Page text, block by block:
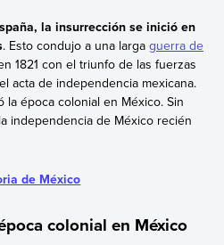
la insurrección se inició en
. Esto condujo a una larga guerra de
1821 con el triunfo de las fuerzas
acta de independencia mexicana.
época colonial en México. Sin
independencia de México recién
de México
colonial en México